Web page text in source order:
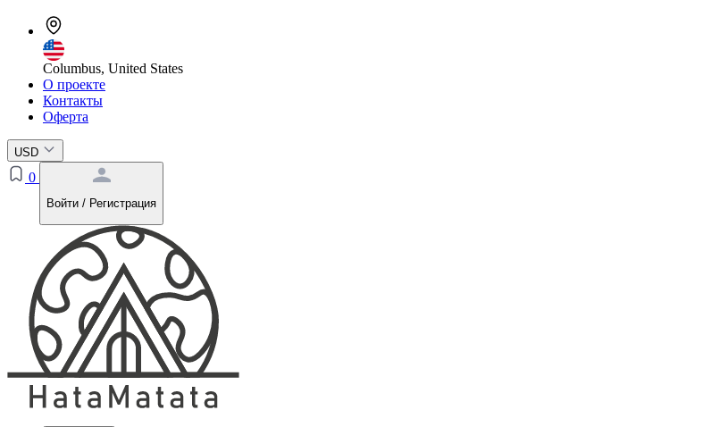
Columbus, United States
О проекте
Контакты
Оферта
USD
0
Войти / Регистрация